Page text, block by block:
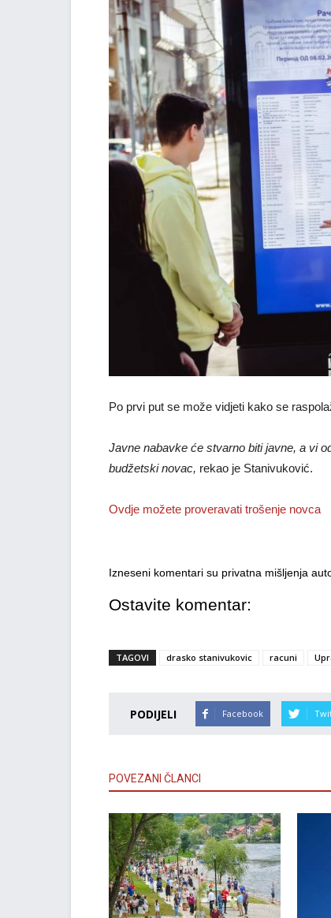
Po prvi put se može vidjeti kako se
Javne nabavke će stvarno biti javne, a vi
budžetski novac, rekao je Stanivuković.
Ovdje možete proveravati trošenje novca
Izneseni komentari su privatna mišljenja
Ostavite komentar:
TAGOVI drasko stanivukovic racuni
PODIJELI Facebook
POVEZANI ČLANCI